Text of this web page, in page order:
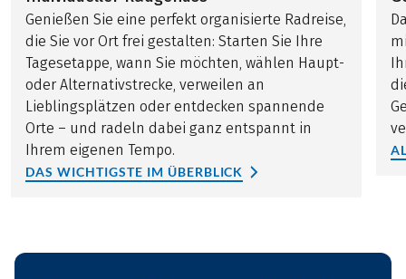
Genießen Sie eine perfekt organisierte Radreise,
die Sie vor Ort frei gestalten: Starten Sie Ihre
Tagesetappe, wann Sie möchten, wählen Haupt-
oder Alternativstrecke, verweilen an
Lieblingsplätzen oder entdecken spannende
Orte – und radeln dabei ganz entspannt in
Ihrem eigenen Tempo.
DAS WICHTIGSTE IM ÜBERBLICK